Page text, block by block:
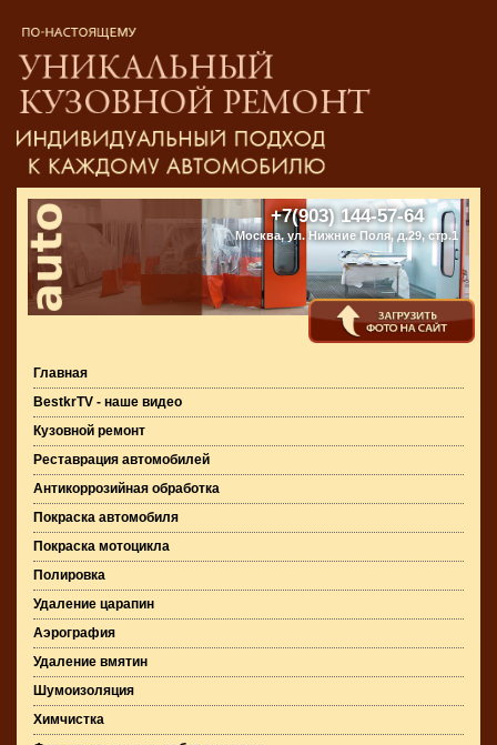
+7(903) 144-57-64
Москва, ул. Нижние Поля, д.29, стр.1
Главная
BestkrTV - наше видео
Кузовной ремонт
Реставрация автомобилей
Антикоррозийная обработка
Покраска автомобиля
Покраска мотоцикла
Полировка
Удаление царапин
Аэрография
Удаление вмятин
Шумоизоляция
Химчистка